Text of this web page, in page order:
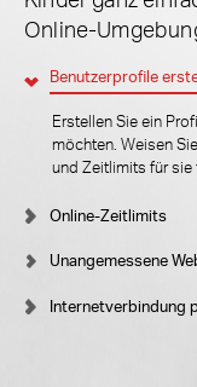
Online-
Benutzerprofile
Erstellen Sie ein
möchten. Weisen
und Zeitlimits für sie
Online-Zeitlimits
Unangemessene
Internetverbindung